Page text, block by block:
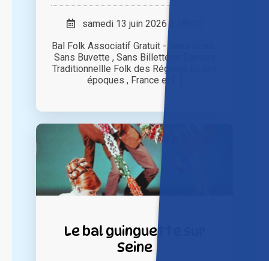
samedi 13 juin 2026 à 18h30
Bal Folk Associatif Gratuit - Sans Sono ,
Sans Buvette , Sans Billetterie Danses
Traditionnellle Folk des Régions toutes
époques , France et [...]
Le bal guinguette sur
Seine